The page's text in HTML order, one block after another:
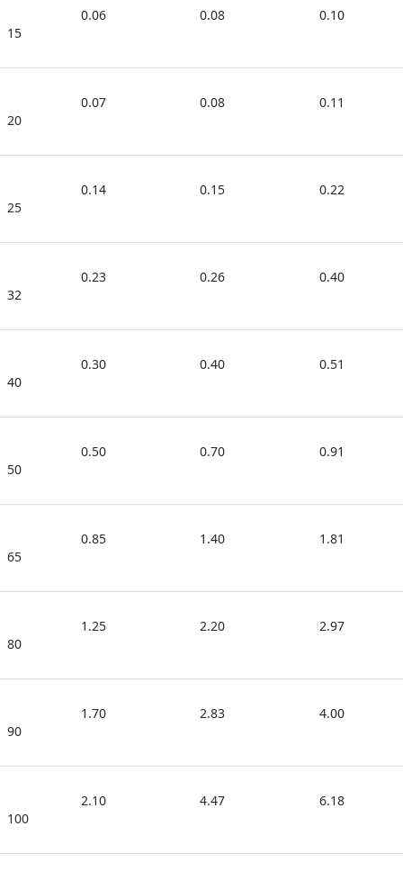
15
0.06 0.08 0.10
20
0.07 0.08 0.11
25
0.14 0.15 0.22
32
0.23 0.26 0.40
40
0.30 0.40 0.51
50
0.50 0.70 0.91
65
0.85 1.40 1.81
80
1.25 2.20 2.97
90
1.70 2.83 4.00
100
2.10 4.47 6.18